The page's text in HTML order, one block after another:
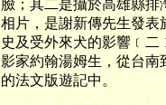
臉；其二是攝於高雄縣
相片，是謝新傳先生發表
史及受外來犬的影響 ﹝二
影家約翰湯姆生，從台南
的法文版遊記中。